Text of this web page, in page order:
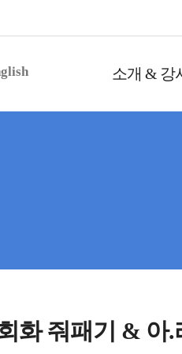
소개 & 강
화 줘패기 & 아.